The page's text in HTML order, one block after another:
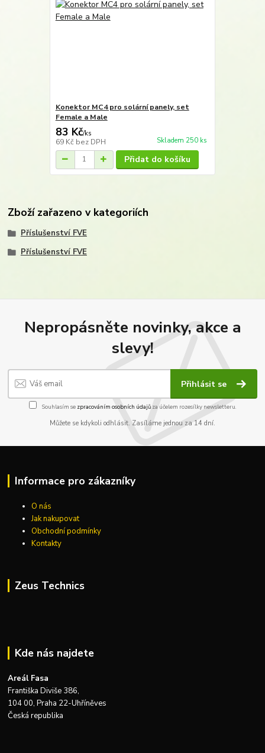
Konektor MC4 pro solární panely, set
Female a Male
83 Kč/ks
69 Kč bez DPH Skladem 250 ks
Přidat do košíku
Zboží zařazeno v kategoriích
Příslušenství FVE
Příslušenství FVE
Nepropásněte novinky, akce a
slevy!
Přihlásit se
Souhlasím se zpracováním osobních údajůza účelem rozesílky newsletteru.
Můžete se kdykoli odhlásit. Zasíláme jednou za 14 dní.
Informace pro zákazníky
O nás
Jak nakupovat
Obchodní podmínky
Kontakty
Zeus Technics
Kde nás najdete
Areál Fasa
Františka Diviše 386,
104 00, Praha 22-Uhříněves
Česká republika